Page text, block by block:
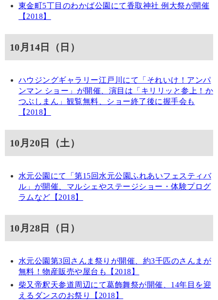
東金町5丁目のわかば公園にて香取神社 例大祭が開催
【2018】
10月14日（日）
ハウジングギャラリー江戸川にて「それいけ！アンパ
ンマン ショー」が開催、演目は「キリリッと参上！か
つぶしまん」観覧無料、ショー終了後に握手会も
【2018】
10月20日（土）
水元公園にて「第15回水元公園ふれあいフェスティバ
ル」が開催、マルシェやステージショー・体験プログ
ラムなど【2018】
10月28日（日）
水元公園第3回さんま祭りが開催、約3千匹のさんまが
無料！物産販売や屋台も【2018】
柴又帝釈天参道周辺にて葛飾舞祭が開催、14年目を迎
えるダンスのお祭り【2018】